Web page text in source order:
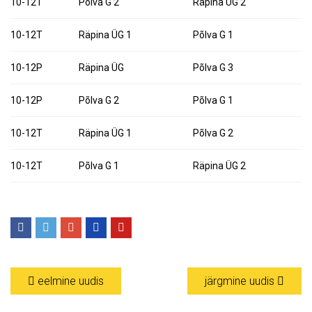
10-12T Räpina ÜG 1 Põlva G 1
10-12P Räpina ÜG Põlva G 3
10-12P Põlva G 2 Põlva G 1
10-12T Räpina ÜG 1 Põlva G 2
10-12T Põlva G 1 Räpina ÜG 2
eelmine uudis järgmine uudis